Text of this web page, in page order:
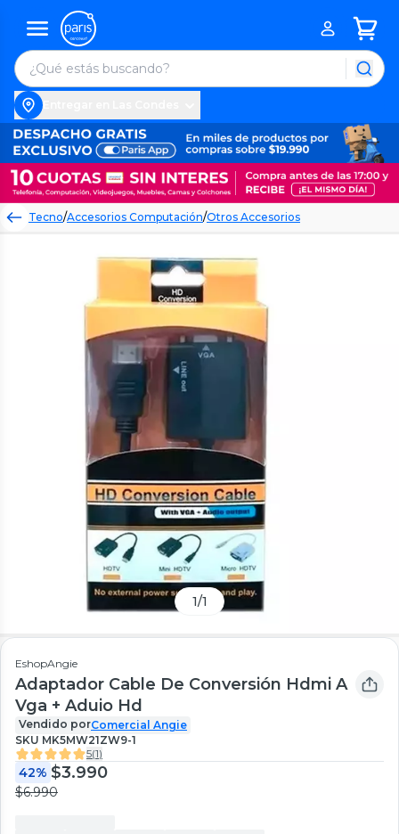
Tecno/Accesorios Computación/Otros Accesorios
1/1
EshopAngie
Adaptador Cable De Conversión Hdmi A
Vga + Aduio Hd
Vendido porComercial Angie
SKU MK5MW21ZW9-1
5(1)
42% $3.990
$6.990